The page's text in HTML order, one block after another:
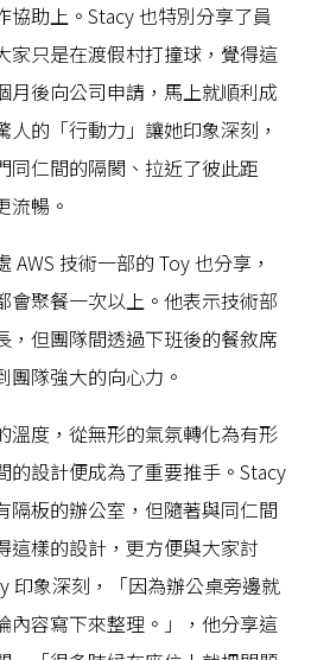
協助上。Stacy 也特別分享了員
家只是在渡假村打撞球，覺得這
月後向公司申請，馬上就順利成
的「行動力」讓她印象深刻，
同仁間的隔閡、拉近了彼此距
流暢。
AWS 技術一部的 Toy 也分享，
會聚餐一次以上。他表示技術部
，但團隊間透過下班後的餐敘席
團隊強大的向心力。
溫度，從無形的氣氛轉化為有形
的設計便成為了重要推手。Stacy
隔板的辦公室，但隨著與同仁間
這樣的設計，更方便與大家討
印象深刻，「因為辦公桌旁邊就
內容寫下來整理。」，他分享這